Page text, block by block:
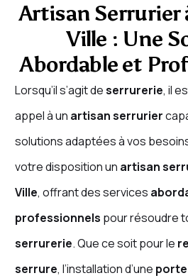
Artisan Serrurier
Ville : Une
Abordable et
Lorsqu’il s’agit deserrurerie, il
appel à un artisan serrurier
solutions adaptées à vos
votre disposition un artisan
Ville, offrant des services
professionnels pour résoudre
serrurerie. Que ce soit pour le
serrure, l’installation d’une